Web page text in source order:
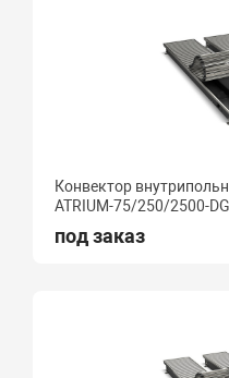
Конвектор
ATRIUM-75/250/2500-
под заказ